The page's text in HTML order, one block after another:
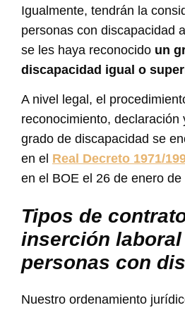
Igualmente, tendrán la
personas con discapacidad
se les haya reconocido un
discapacidad igual o
A nivel legal, el
reconocimiento, declaración
grado de discapacidad se
en el Real Decreto 1971/
en el BOE el 26 de enero de
Tipos de
inserción laboral
personas con
Nuestro ordenamiento